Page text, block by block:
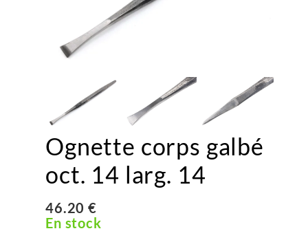
Ognette corps galbé
oct. 14 larg. 14
46.20 €
En stock